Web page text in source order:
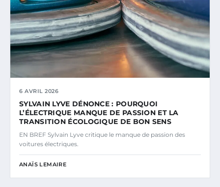
6 AVRIL 2026
SYLVAIN LYVE DÉNONCE : POURQUOI
L’ÉLECTRIQUE MANQUE DE PASSION ET LA
TRANSITION ÉCOLOGIQUE DE BON SENS
EN BREF Sylvain Lyve critique le manque de passion des
voitures électriques.
ANAÏS LEMAIRE